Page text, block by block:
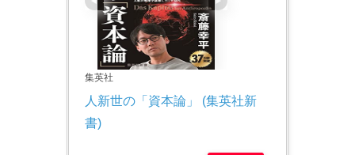
集英社
人新世の「資本論」 (集英社新
書)